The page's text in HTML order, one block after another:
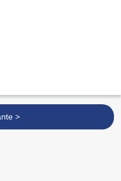
>